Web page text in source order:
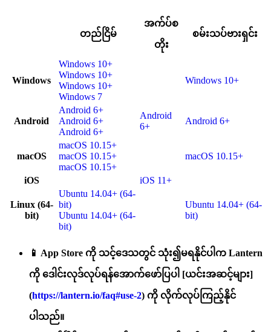
တည်ငြိမ်
အက်ပ်စ
တိုး
စမ်းသပ်ဗားရှင်း
Windows
Windows 10+
Windows 10+
Windows 10+
Windows 7
Windows 10+
Android
Android 6+
Android 6+
Android 6+
Android
6+
Android 6+
macOS
macOS 10.15+
macOS 10.15+
macOS 10.15+
macOS 10.15+
iOS iOS 11+
Linux (64-
bit)
Ubuntu 14.04+ (64-
bit)
Ubuntu 14.04+ (64-
bit)
Ubuntu 14.04+ (64-
bit)
📱 App Store ကို သင့်ဒေသတွင် သုံး၍မရနိုင်ပါက Lantern
ကို ဒေါင်းလုဒ်လုပ်ရန်အောက်ဖော်ပြပါ [ယင်းအဆင့်များ]
(https://lantern.io/faq#use-2) ကို လိုက်လုပ်ကြည့်နိုင်
ပါသည်။